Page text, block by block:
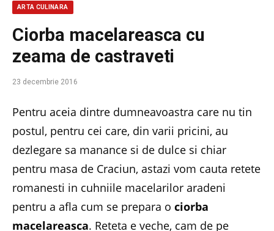
ARTA CULINARA
Ciorba macelareasca cu
zeama de castraveti
23 decembrie 2016
Pentru aceia dintre dumneavoastra care nu tin
postul, pentru cei care, din varii pricini, au
dezlegare sa manance si de dulce si chiar
pentru masa de Craciun, astazi vom cauta retete
romanesti in cuhniile macelarilor aradeni
pentru a afla cum se prepara o ciorba
macelareasca. Reteta e veche, cam de pe